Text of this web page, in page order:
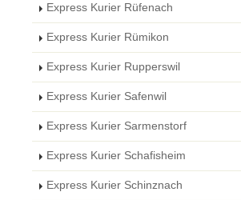
Express Kurier Rüfenach
Express Kurier Rümikon
Express Kurier Rupperswil
Express Kurier Safenwil
Express Kurier Sarmenstorf
Express Kurier Schafisheim
Express Kurier Schinznach